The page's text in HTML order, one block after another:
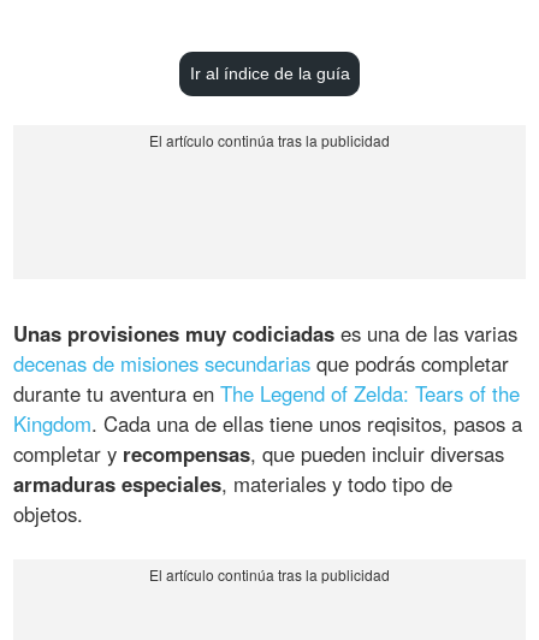
Ir al índice de la guía
Unas provisiones muy codiciadas es una de las varias
decenas de misiones secundarias que podrás completar
durante tu aventura enThe Legend of Zelda: Tears of the
Kingdom. Cada una de ellas tiene unos reqisitos, pasos a
completar y recompensas, que pueden incluir diversas
armaduras especiales, materiales y todo tipo de
objetos.